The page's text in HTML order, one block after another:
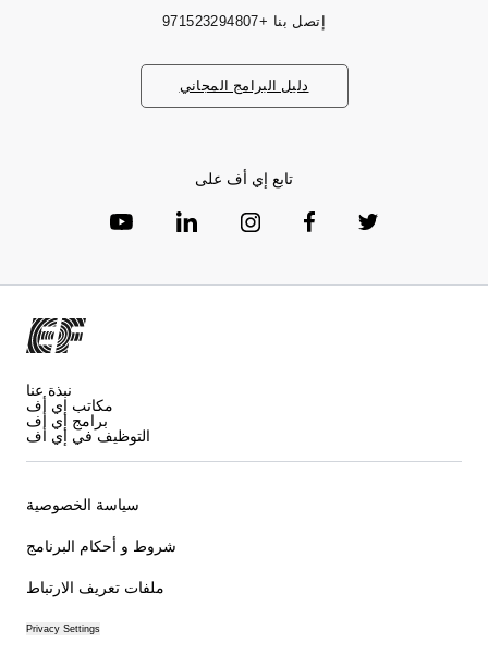
إتصل بنا +971523294807
دليل البرامج المجاني
تابع إي أف على
نبذة عنا
مكاتب إي أف
برامج إي أف
التوظيف في إي أف
سياسة الخصوصية
شروط و أحكام البرنامج
ملفات تعريف الارتباط
Privacy Settings